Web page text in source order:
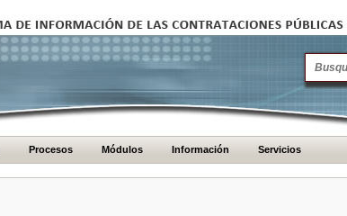
Procesos Módulos Información Servicios